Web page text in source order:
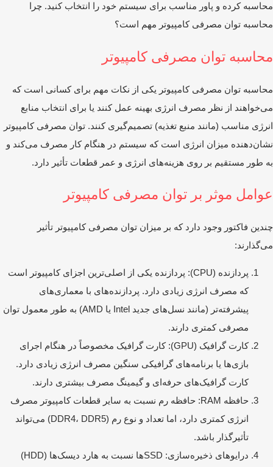
کرده و پاور مناسب برای سیستم خود را انتخاب کنید. چرا
توان مصرفی کامپیوتر مهم است؟
توان مصرفی کامپیوتر
توان مصرفی کامپیوتر یکی از نکات مهم برای کسانی است که
از نظر مصرف انرژی بهینه عمل کنند یا برای انتخاب منابع
مناسب (مانند منبع تغذیه) تصمیم‌گیری کنند. توان مصرفی کامپیوتر
میزان انرژی است که سیستم در هنگام کار مصرف می‌کند و
طور مستقیم بر روی هزینه‌های انرژی و عمر قطعات تأثیر دارد.
موثر بر توان مصرفی کامپیوتر
فاکتور وجود دارد که بر میزان توان مصرفی کامپیوتر تأثیر
پردازنده (CPU): پردازنده یکی از اصلی‌ترین اجزای کامپیوتر است
که مصرف انرژی زیادی دارد. پردازنده‌های با معماری‌های
پیشرفته‌تر (مانند نسل‌های جدید Intel یا AMD) به طور معمول توان
مصرفی کمتری دارند.
کارت گرافیک (GPU): کارت گرافیک مخصوصاً در هنگام اجرای
بازی‌ها یا برنامه‌های گرافیکی سنگین مصرف انرژی زیادی دارد.
کارت گرافیک‌های حرفه‌ای و گیمینگ مصرف بیشتری دارند.
حافظه RAM: حافظه رم نسبت به سایر قطعات کامپیوتر مصرف
انرژی کمتری دارد، اما تعداد و نوع رم (DDR4، DDR5) می‌تواند
تأثیرگذار باشد.
درایوهای ذخیره‌سازی: SSD‌ها نسبت به هارد دیسک‌ها (HDD)